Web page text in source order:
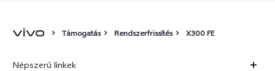
Támogatás Rendszerfrissítés X300 FE
Népszerű linkek